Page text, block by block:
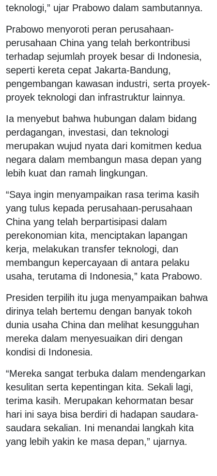
teknologi,” ujar Prabowo dalam sambutannya.
Prabowo menyoroti peran perusahaan-
perusahaan China yang telah berkontribusi
terhadap sejumlah proyek besar di Indonesia,
seperti kereta cepat Jakarta-Bandung,
pengembangan kawasan industri, serta proyek-
proyek teknologi dan infrastruktur lainnya.
Ia menyebut bahwa hubungan dalam bidang
perdagangan, investasi, dan teknologi
merupakan wujud nyata dari komitmen kedua
negara dalam membangun masa depan yang
lebih kuat dan ramah lingkungan.
“Saya ingin menyampaikan rasa terima kasih
yang tulus kepada perusahaan-perusahaan
China yang telah berpartisipasi dalam
perekonomian kita, menciptakan lapangan
kerja, melakukan transfer teknologi, dan
membangun kepercayaan di antara pelaku
usaha, terutama di Indonesia,” kata Prabowo.
Presiden terpilih itu juga menyampaikan bahwa
dirinya telah bertemu dengan banyak tokoh
dunia usaha China dan melihat kesungguhan
mereka dalam menyesuaikan diri dengan
kondisi di Indonesia.
“Mereka sangat terbuka dalam mendengarkan
kesulitan serta kepentingan kita. Sekali lagi,
terima kasih. Merupakan kehormatan besar
hari ini saya bisa berdiri di hadapan saudara-
saudara sekalian. Ini menandai langkah kita
yang lebih yakin ke masa depan,” ujarnya.